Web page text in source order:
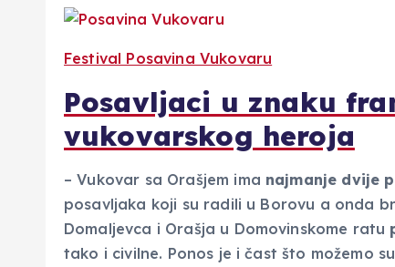
Festival Posavina Vukovaru
Posavljaci u znaku
vukovarskog heroja
– Vukovar sa Orašjem ima najmanje dvije
posavljaka koji su radili u Borovu a onda
Domaljevca i Orašja u Domovinskome ratu
tako i civilne. Ponos je i čast što možemo